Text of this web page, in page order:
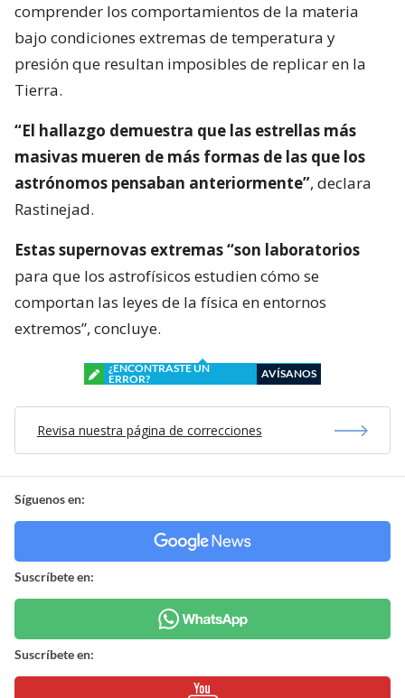
comprender los comportamientos de la materia
bajo condiciones extremas de temperatura y
presión que resultan imposibles de replicar en la
Tierra.
“El hallazgo demuestra que las estrellas más
masivas mueren de más formas de las que los
astrónomos pensaban anteriormente”, declara
Rastinejad.
Estas supernovas extremas “son laboratorios
para que los astrofísicos estudien cómo se
comportan las leyes de la física en entornos
extremos”, concluye.
¿ENCONTRASTE UN
ERROR?
AVÍSANOS
Revisa nuestra página de correcciones
Síguenos en:
Suscríbete en:
Suscríbete en: